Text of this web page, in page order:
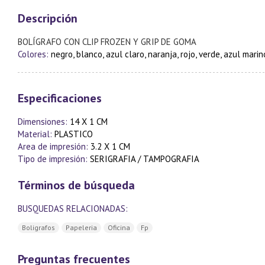
Descripción
BOLÍGRAFO CON CLIP FROZEN Y GRIP DE GOMA
Colores: negro, blanco, azul claro, naranja, rojo, verde, azul
Especificaciones
Dimensiones: 14 X 1 CM
Material: PLASTICO
Area de impresión: 3.2 X 1 CM
Tipo de impresión: SERIGRAFIA / TAMPOGRAFIA
Términos de búsqueda
BUSQUEDAS RELACIONADAS:
Boligrafos Papeleria Oficina Fp
Preguntas frecuentes